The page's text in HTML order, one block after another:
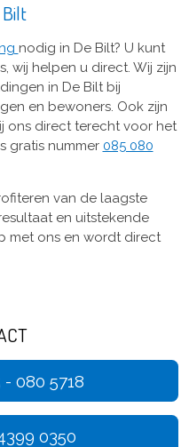
nodig in De Bilt? U kunt
wij helpen u direct. Wij zijn
in De Bilt bij
en bewoners. Ook zijn
ons direct terecht voor het
gratis nummer 085 080
van de laagste
en uitstekende
met ons en wordt direct
080 5718
0350